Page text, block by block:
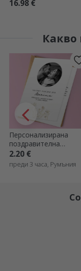
16.98 €
Какво
Персонализирана
поздравителна
картичка с снимка и
текст - Елегантност
2.20 €
преди 3 часа, Румъния